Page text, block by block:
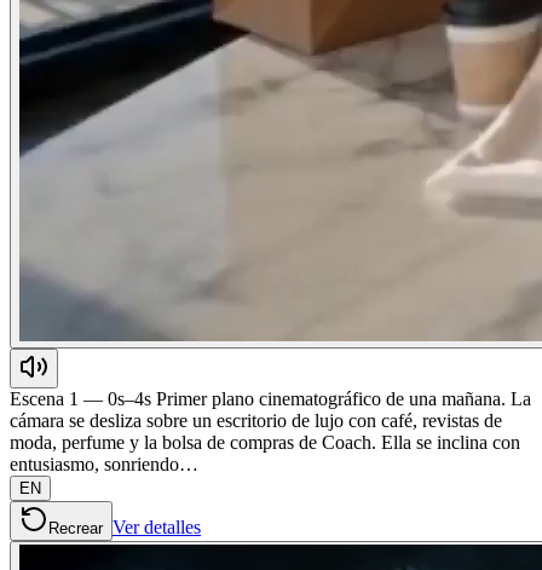
Escena 1 — 0s–4s Primer plano cinematográfico de una mañana. La
cámara se desliza sobre un escritorio de lujo con café, revistas de
moda, perfume y la bolsa de compras de Coach. Ella se inclina con
entusiasmo, sonriendo…
EN
Recrear Ver detalles